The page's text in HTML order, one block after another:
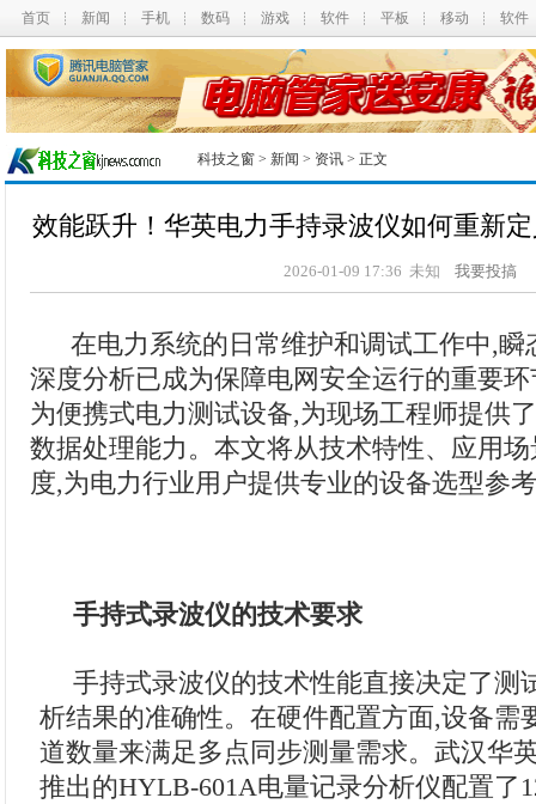
首页 新闻 手机 数码 游戏 软件 平板 移动 软件
科技之窗 > 新闻 > 资讯 > 正文
效能跃升！华英电力手持录波仪如何重新
2026-01-09 17:36 未知我要投搞
在电力系统的日常维护和调试工作中,瞬
深度分析已成为保障电网安全运行的重要
为便携式电力测试设备,为现场工程师提供
数据处理能力。本文将从技术特性、应用
度,为电力行业用户提供专业的设备选型参
手持式录波仪的技术要求
手持式录波仪的技术性能直接决定了测
析结果的准确性。在硬件配置方面,设备需
道数量来满足多点同步测量需求。武汉华
推出的HYLB-601A电量记录分析仪配置了